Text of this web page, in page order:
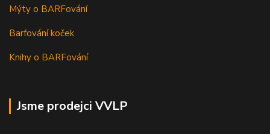
Mýty o BARFování
Barfování koček
Knihy o BARFování
Jsme prodejci VVLP